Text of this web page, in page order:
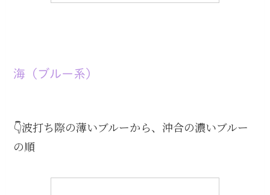
海（ブルー系）
👇波打ち際の薄いブルーから、沖合の濃いブルー
の順